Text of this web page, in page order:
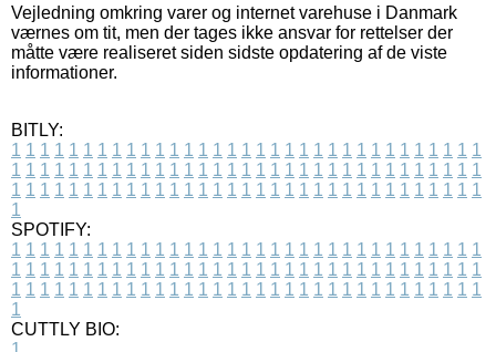
Vejledning omkring varer og internet varehuse i Danmark
værnes om tit, men der tages ikke ansvar for rettelser der
måtte være realiseret siden sidste opdatering af de viste
informationer.
BITLY:
1 1 1 1 1 1 1 1 1 1 1 1 1 1 1 1 1 1 1 1 1 1 1 1 1 1 1 1 1 1 1 1 1
1 1 1 1 1 1 1 1 1 1 1 1 1 1 1 1 1 1 1 1 1 1 1 1 1 1 1 1 1 1 1 1 1
1 1 1 1 1 1 1 1 1 1 1 1 1 1 1 1 1 1 1 1 1 1 1 1 1 1 1 1 1 1 1 1 1
1
SPOTIFY:
1 1 1 1 1 1 1 1 1 1 1 1 1 1 1 1 1 1 1 1 1 1 1 1 1 1 1 1 1 1 1 1 1
1 1 1 1 1 1 1 1 1 1 1 1 1 1 1 1 1 1 1 1 1 1 1 1 1 1 1 1 1 1 1 1 1
1 1 1 1 1 1 1 1 1 1 1 1 1 1 1 1 1 1 1 1 1 1 1 1 1 1 1 1 1 1 1 1 1
1
CUTTLY BIO: